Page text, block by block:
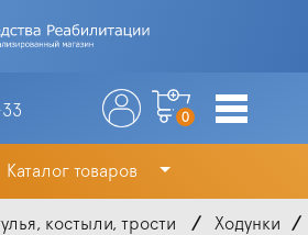
0
Каталог товаров
костыли, трости
Ходунки